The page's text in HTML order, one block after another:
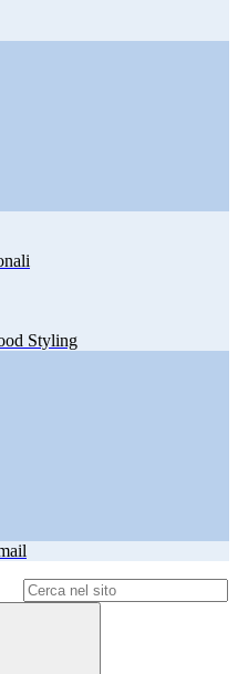
Styling